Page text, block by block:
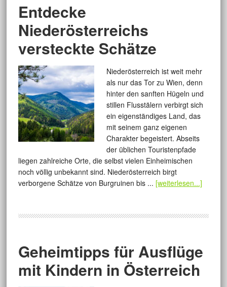
Entdecke
Niederösterreichs
versteckte Schätze
Niederösterreich ist weit mehr
als nur das Tor zu Wien, denn
hinter den sanften Hügeln und
stillen Flusstälern verbirgt sich
ein eigenständiges Land, das
mit seinem ganz eigenen
Charakter begeistert. Abseits
der üblichen Touristenpfade
liegen zahlreiche Orte, die selbst vielen Einheimischen
noch völlig unbekannt sind. Niederösterreich birgt
verborgene Schätze von Burgruinen bis ... [weiterlesen...]
Geheimtipps für Ausflüge
mit Kindern in Österreich